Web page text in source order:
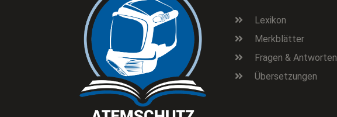
Lexikon
Merkblätter
Fragen & Antworten
Übersetzungen